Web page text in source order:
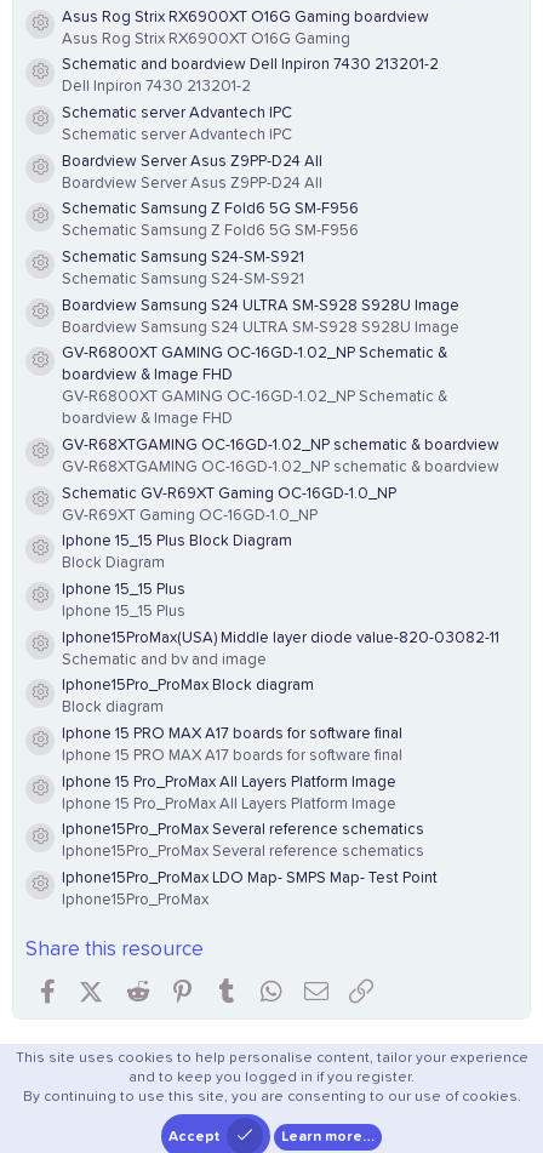
Resource icon
Asus Rog Strix RX6900XT O16G Gaming boardview
Asus Rog Strix RX6900XT O16G Gaming
Resource icon
Schematic and boardview Dell Inpiron 7430 213201-2
Dell Inpiron 7430 213201-2
Resource icon
Schematic server Advantech IPC
Schematic server Advantech IPC
Resource icon
Boardview Server Asus Z9PP-D24 All
Boardview Server Asus Z9PP-D24 All
Resource icon
Schematic Samsung Z Fold6 5G SM-F956
Schematic Samsung Z Fold6 5G SM-F956
Resource icon
Schematic Samsung S24-SM-S921
Schematic Samsung S24-SM-S921
Resource icon
Boardview Samsung S24 ULTRA SM-S928 S928U Image
Boardview Samsung S24 ULTRA SM-S928 S928U Image
Resource icon
GV-R6800XT GAMING OC-16GD-1.02_NP Schematic &
boardview & Image FHD
GV-R6800XT GAMING OC-16GD-1.02_NP Schematic &
boardview & Image FHD
Resource icon
GV-R68XTGAMING OC-16GD-1.02_NP schematic & boardview
GV-R68XTGAMING OC-16GD-1.02_NP schematic & boardview
Resource icon
Schematic GV-R69XT Gaming OC-16GD-1.0_NP
GV-R69XT Gaming OC-16GD-1.0_NP
Resource icon
Iphone 15_15 Plus Block Diagram
Block Diagram
Resource icon
Iphone 15_15 Plus
Iphone 15_15 Plus
Resource icon
Iphone15ProMax(USA) Middle layer diode value-820-03082-11
Schematic and bv and image
Resource icon
Iphone15Pro_ProMax Block diagram
Block diagram
Resource icon
Iphone 15 PRO MAX A17 boards for software final
Iphone 15 PRO MAX A17 boards for software final
Resource icon
Iphone 15 Pro_ProMax All Layers Platform Image
Iphone 15 Pro_ProMax All Layers Platform Image
Resource icon
Iphone15Pro_ProMax Several reference schematics
Iphone15Pro_ProMax Several reference schematics
Resource icon
Iphone15Pro_ProMax LDO Map- SMPS Map- Test Point
Iphone15Pro_ProMax
Share this resource
FacebookX (Twitter)
Reddit PinterestTumblr WhatsApp
Email
This site uses cookies to help personalise content, tailor your experience
and to keep you logged in if you register.
By continuing to use this site, you are consenting to our use of cookies.
Accept Learn more…